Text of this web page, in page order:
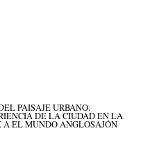
PAISAJE URBANO.
DE LA CIUDAD EN LA
EL MUNDO ANGLOSAJÓN